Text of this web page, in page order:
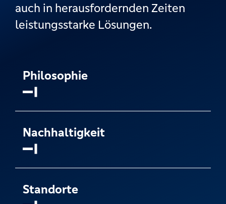
auch in herausfordernden Zeiten
leistungsstarke Lösungen.
Philosophie
Nachhaltigkeit
Standorte